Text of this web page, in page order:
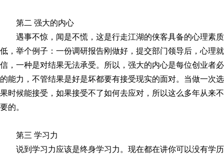
第二 强大的内心
遇事不惊，闻是不慌，这是行走江湖的侠客具备的心理素
低，举个例子：一份调研报告刚做好，提交部门领导后，心理
信，一种是对结果无法承受。所以，强大的内心是每位创业者
的能力，不管结果是好是坏都要有接受现实的面对。当做一次
果时候能接受，如果接受不了如何去应对，所以这么多年从来
要的。
第三 学习力
说到学习力应该是终身学习力。现在都在讲你可以没有学